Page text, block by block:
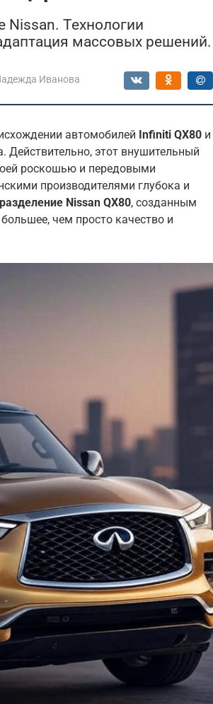
Nissan. Технологии
массовых решений.
Иванова
автомобилей Infiniti QX80 и
Действительно, этот внушительный
роскошью и передовыми
производителями глубока и
Nissan QX80, созданным
чем просто качество и